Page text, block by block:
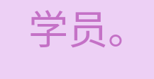
学员。